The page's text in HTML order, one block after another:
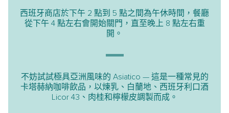
西班牙商店於下午 2 點到 5 點之間為午休時間，餐廳
從下午 4 點左右會開始關門，直至晚上 8 點左右重
開。
不妨試試極具亞洲風味的 Asiatico — 這是一種常見的
卡塔赫納咖啡飲品，以煉乳、白蘭地、西班牙利口酒
Licor 43、肉桂和檸檬皮調製而成。